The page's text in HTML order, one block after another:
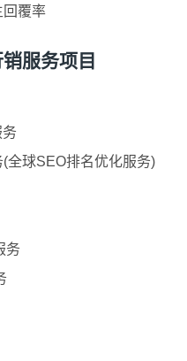
回覆率
服务项目
全球SEO排名优化服务)
务